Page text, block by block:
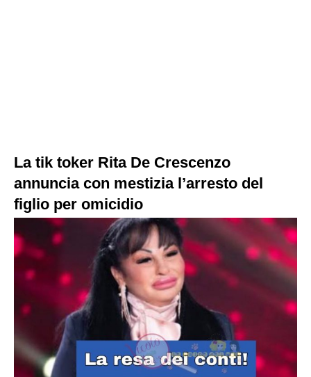
La tik toker Rita De Crescenzo
annuncia con mestizia l’arresto del
figlio per omicidio